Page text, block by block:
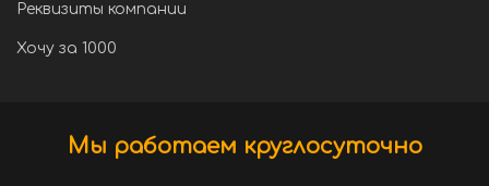
Реквизиты компании
Хочу за 1000
Мы работаем круглосуточно